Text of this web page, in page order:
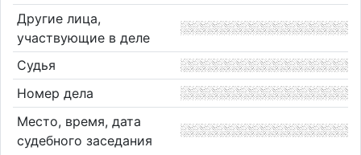
Другие лица,
участвующие в деле
Судья
Номер дела
Место, время, дата
судебного заседания